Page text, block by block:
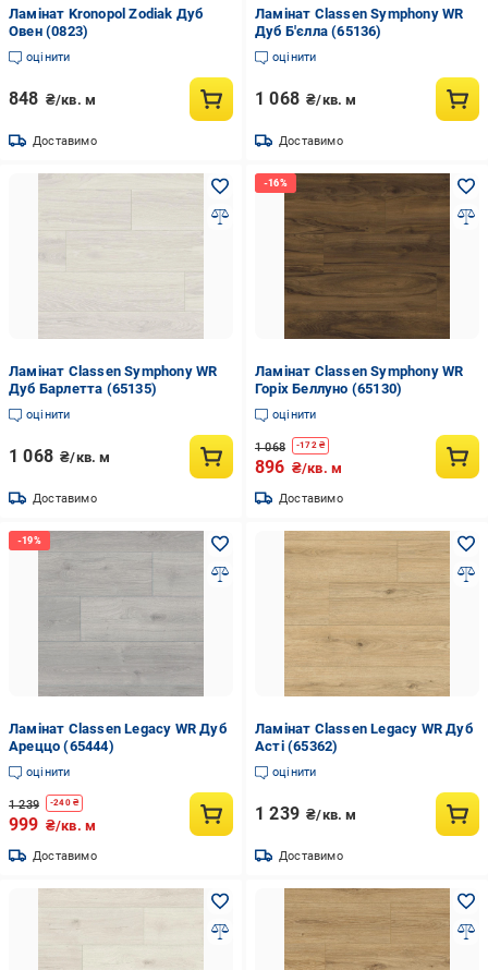
Ламінат Kronopol Zodiak Дуб
Овен (0823)
оцінити
848 ₴/кв. м
Доставимо
Ламінат Classen Symphony WR
Дуб Б'єлла (65136)
оцінити
1 068 ₴/кв. м
Доставимо
Ламінат Classen Symphony WR
Дуб Барлетта (65135)
оцінити
1 068 ₴/кв. м
Доставимо
Ламінат Classen Symphony WR
Горіх Беллуно (65130)
оцінити
1 068 -172₴
896 ₴/кв. м
Доставимо
Ламінат Classen Legacy WR Дуб
Ареццо (65444)
оцінити
1 239 -240₴
999 ₴/кв. м
Доставимо
Ламінат Classen Legacy WR Дуб
Асті (65362)
оцінити
1 239 ₴/кв. м
Доставимо